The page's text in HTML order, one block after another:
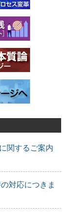
関するご案内
対応につきま